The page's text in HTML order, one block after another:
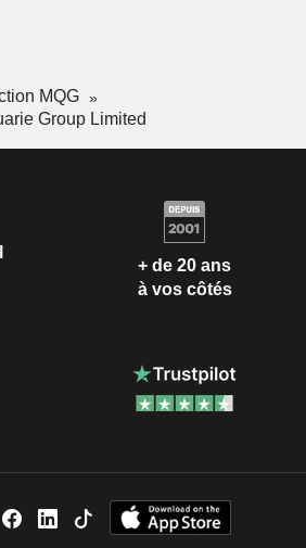
MQG
Group Limited
+ de 20 ans
à vos côtés